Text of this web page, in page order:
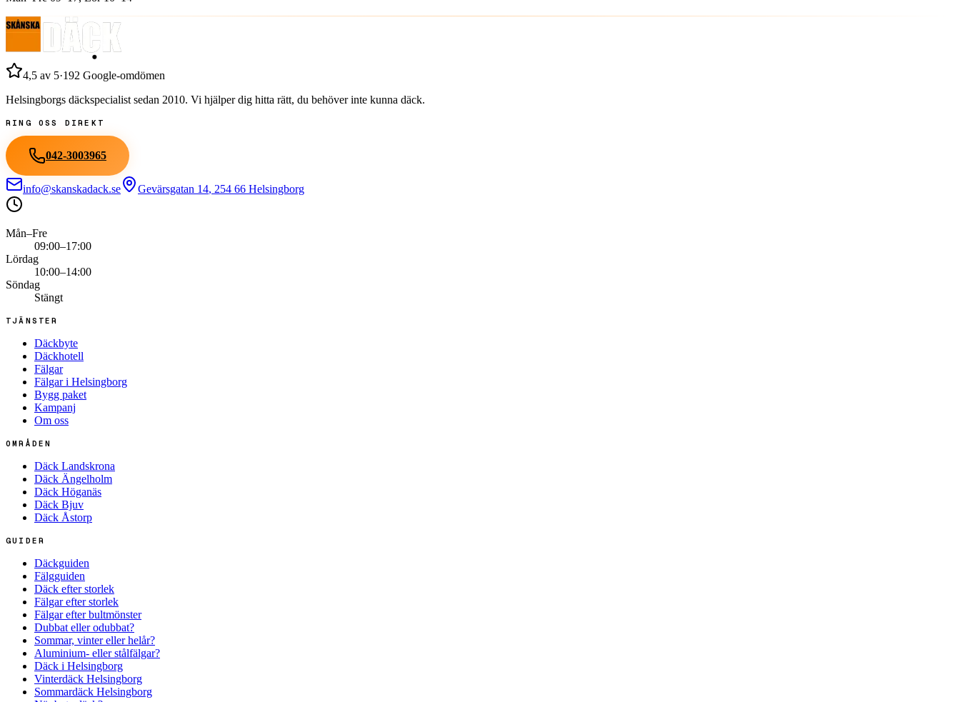
4,5 av 5·192 Google-omdömen
Helsingborgs däckspecialist sedan 2010. Vi hjälper dig hitta rätt, du behöver inte kunna däck.
RING OSS DIREKT
042-3003965
info@skanskadack.se Gevärsgatan 14, 254 66 Helsingborg
Mån–Fre
09:00–17:00
Lördag
10:00–14:00
Söndag
Stängt
TJÄNSTER
Däckbyte
Däckhotell
Fälgar
Fälgar i Helsingborg
Bygg paket
Kampanj
Om oss
OMRÅDEN
Däck Landskrona
Däck Ängelholm
Däck Höganäs
Däck Bjuv
Däck Åstorp
GUIDER
Däckguiden
Fälgguiden
Däck efter storlek
Fälgar efter storlek
Fälgar efter bultmönster
Dubbat eller odubbat?
Sommar, vinter eller helår?
Aluminium- eller stålfälgar?
Däck i Helsingborg
Vinterdäck Helsingborg
Sommardäck Helsingborg